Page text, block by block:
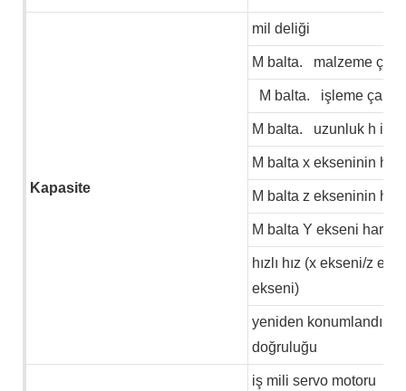
Kapasite
mil deliği
M balta. malzeme çapı
M balta. işleme çapı
M balta. uzunluk h
M balta x ekseninin
M balta z ekseninin
M balta Y ekseni
hızlı hız (x ekseni/z
ekseni)
yeniden konumlandırma
doğruluğu
iş mili servo motoru